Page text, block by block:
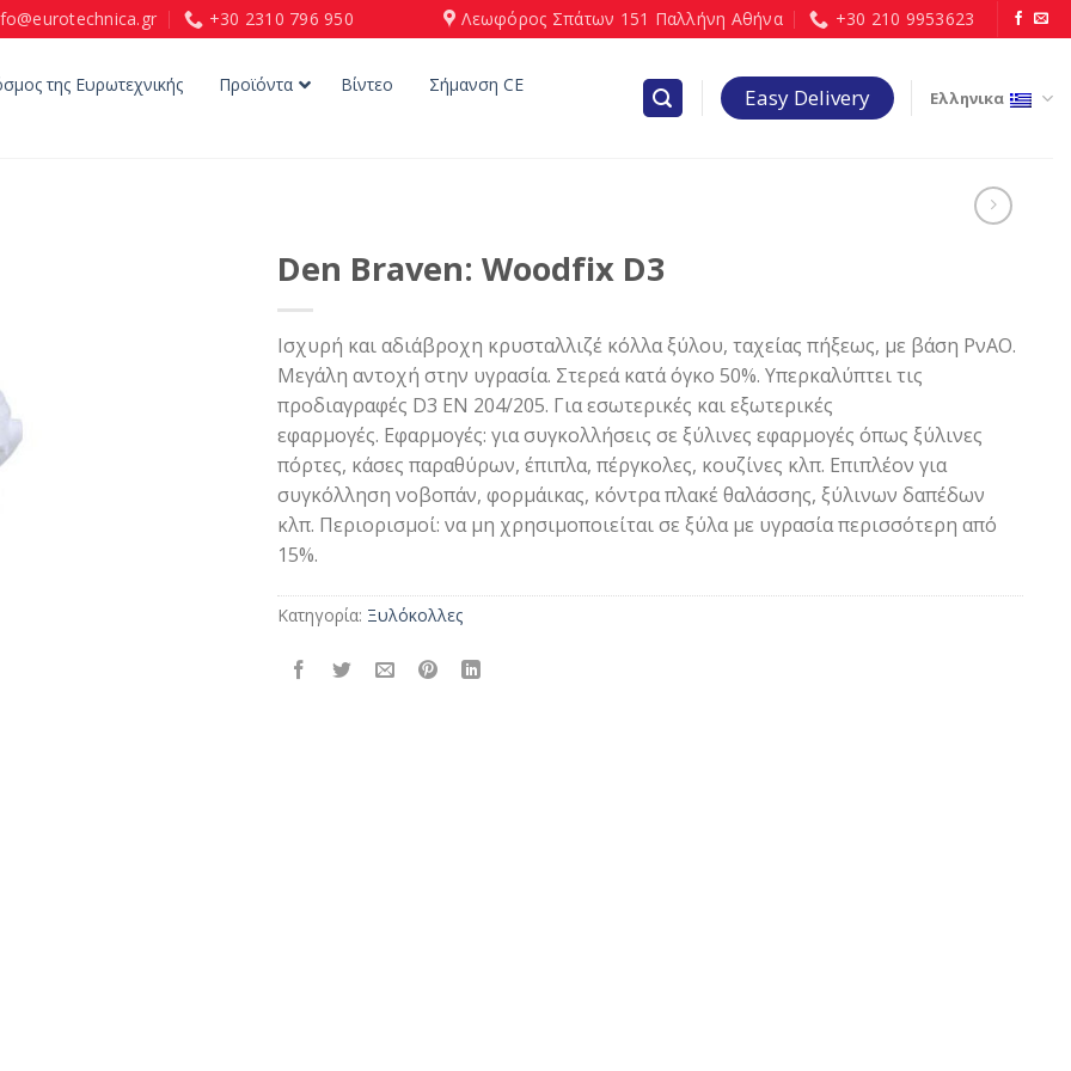
+30 2310 796 950 Λεωφόρος Σπάτων 151 Παλλήνη Αθήνα +30 210 9953623
της Ευρωτεχνικής Προϊόντα Βίντεο
Σήμανση CE
Easy Delivery Ελληνικα
Den Braven: Woodfix D3
Ισχυρή και αδιάβροχη κρυσταλλιζέ κόλλα ξύλου, ταχείας πήξεως, με βάση ΡνΑΟ.
Μεγάλη αντοχή στην υγρασία. Στερεά κατά όγκο 50%. Υπερκαλύπτει τις
προδιαγραφές D3 ΕΝ 204/205. Για εσωτερικές και εξωτερικές
εφαρμογές. Εφαρμογές: για συγκολλήσεις σε ξύλινες εφαρμογές όπως ξύλινες
πόρτες, κάσες παραθύρων, έπιπλα, πέργκολες, κουζίνες κλπ. Επιπλέον για
συγκόλληση νοβοπάν, φορμάικας, κόντρα πλακέ θαλάσσης, ξύλινων δαπέδων
κλπ. Περιορισμοί: να μη χρησιμοποιείται σε ξύλα με υγρασία περισσότερη από
15%.
Κατηγορία: Ξυλόκολλες